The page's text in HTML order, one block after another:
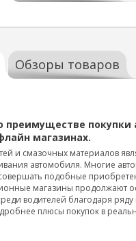
Обзоры товаров
преимуществе покупки
магазинах.
и смазочных материалов
автомобиля. Многие
подобные
магазины продолжают
водителей благодаря ряду
плюсы покупок в